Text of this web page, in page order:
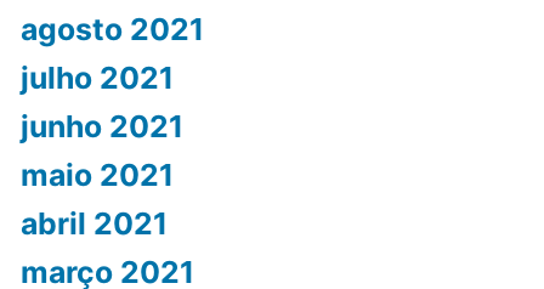
agosto 2021
julho 2021
junho 2021
maio 2021
abril 2021
março 2021